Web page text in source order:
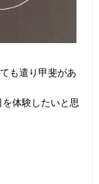
も遣り甲斐があ
体験したいと思